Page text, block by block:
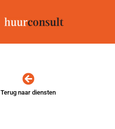
Terug naar diensten